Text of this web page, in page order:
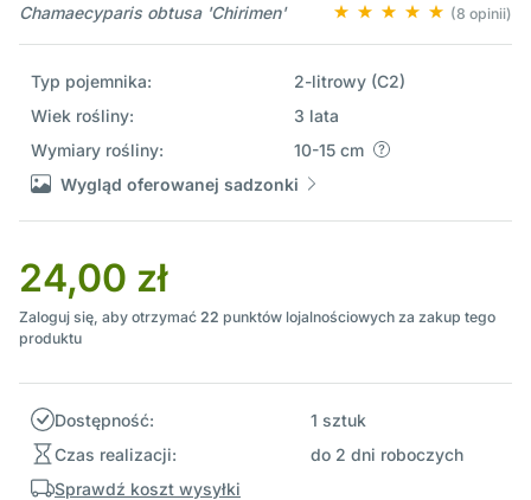
Chamaecyparis obtusa 'Chirimen' (8 opinii)
Typ pojemnika:
2-litrowy (C2)
Wiek rośliny:
3 lata
Wymiary rośliny:
10-15 cm
Wygląd oferowanej sadzonki
24,00 zł
Zaloguj się, aby otrzymać 22 punktów lojalnościowych za zakup tego
produktu
Dostępność:
1 sztuk
Czas realizacji:
do 2 dni roboczych
Sprawdź koszt wysyłki